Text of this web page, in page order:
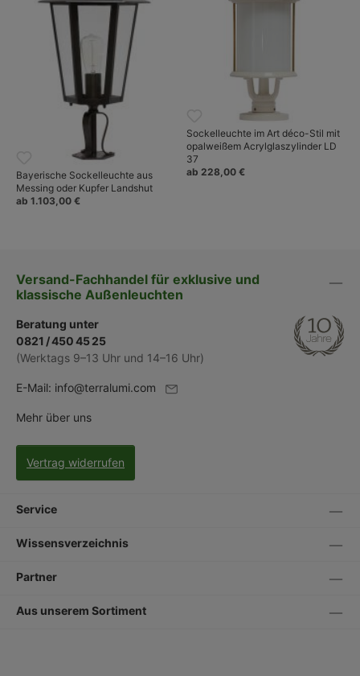
Bayerische Sockelleuchte aus
Messing oder Kupfer Landshut
ab 1.103,00 €
Sockelleuchte im Art déco-Stil mit
opalweißem Acrylglaszylinder LD
37
ab 228,00 €
Versand-Fachhandel für exklusive und
klassische Außenleuchten
Beratung unter
0821 / 450 45 25
(Werktags 9–13 Uhr und 14–16 Uhr)
E-Mail: info@terralumi.com
Mehr über uns
Vertrag widerrufen
Service
Wissensverzeichnis
Partner
Aus unserem Sortiment